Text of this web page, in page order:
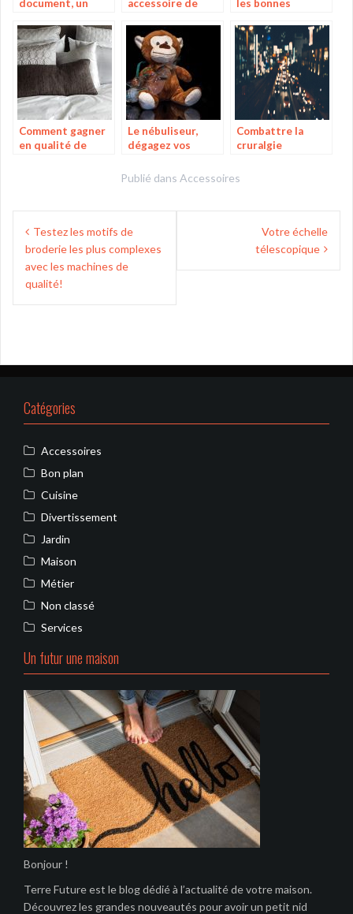
document, un
préserver la
confidentialité
des données
sensibles
accessoire de
important pour la
protection de
votre matelas
pour un doux
sommeil
les bonnes
Comment gagner
en qualité de
Le nébuliseur,
dégagez vos
pour de bon
Combattre la
cruralgie
Publié dans Accessoires
Navigation
de
l’article
Testez les motifs de
broderie les plus complexes
avec les machines de
qualité!
Votre échelle
télescopique
Catégories
Accessoires
Bon plan
Cuisine
Divertissement
Jardin
Maison
Métier
Non classé
Services
Un futur une maison
Bonjour !
Terre Future est le blog dédié à l’actualité de votre maison.
Découvrez les grandes nouveautés pour avoir un petit nid